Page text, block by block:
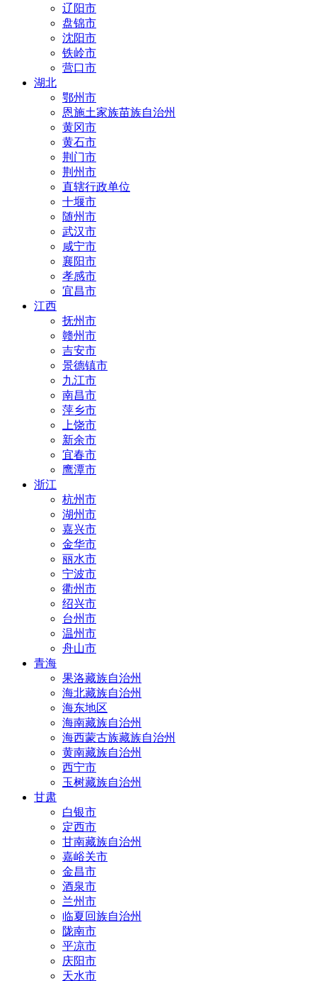
辽阳市
盘锦市
沈阳市
铁岭市
营口市
湖北
鄂州市
恩施土家族苗族自治州
黄冈市
黄石市
荆门市
荆州市
直辖行政单位
十堰市
随州市
武汉市
咸宁市
襄阳市
孝感市
宜昌市
江西
抚州市
赣州市
吉安市
景德镇市
九江市
南昌市
萍乡市
上饶市
新余市
宜春市
鹰潭市
浙江
杭州市
湖州市
嘉兴市
金华市
丽水市
宁波市
衢州市
绍兴市
台州市
温州市
舟山市
青海
果洛藏族自治州
海北藏族自治州
海东地区
海南藏族自治州
海西蒙古族藏族自治州
黄南藏族自治州
西宁市
玉树藏族自治州
甘肃
白银市
定西市
甘南藏族自治州
嘉峪关市
金昌市
酒泉市
兰州市
临夏回族自治州
陇南市
平凉市
庆阳市
天水市